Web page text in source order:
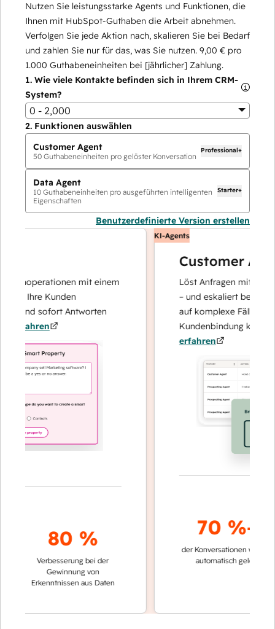
Nutzen Sie leistungsstarke Agents und Funktionen, die
Ihnen mit HubSpot-Guthaben die Arbeit abnehmen.
Verfolgen Sie jede Aktion nach, skalieren Sie bei Bedarf
und zahlen Sie nur für das, was Sie nutzen. 9,00 € pro
1.000 Guthabeneinheiten bei [jährlicher] Zahlung.
1. Wie viele Kontakte befinden sich in Ihrem CRM-
System?
0 - 2,000
2. Funktionen auswählen
Customer Agent
50 Guthabeneinheiten pro gelöster Konversation
Professional+
Data Agent
10 Guthabeneinheiten pro ausgeführten intelligenten
Eigenschaften
Starter+
Benutzerdefinierte Version erstellen
mit einem
Ihre Kunden
sofort Antworten
80 %
Verbesserung bei der
Gewinnung von
Erkenntnissen aus Daten
KI-Agents
Customer Agent
Löst Anfragen mit
– und eskaliert bei Bedarf,
auf komplexe Fälle und
Kundenbindung
erfahren
70 %+
der Konversationen werden
automatisch gelöst